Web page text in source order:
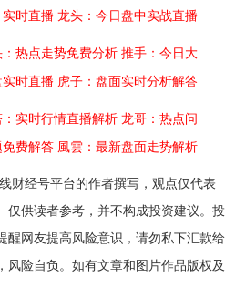
实时直播 龙头：今日盘中实战直播
：热点走势免费分析 推手：今日大
实时直播 虎子：盘面实时分析解答
：实时行情直播解析 龙哥：热点问
免费解答 風雲：最新盘面走势解析
财经号平台的作者撰写，观点仅代表
仅供读者参考，并不构成投资建议。投
醒网友提高风险意识，请勿私下汇款给
风险自负。如有文章和图片作品版权及